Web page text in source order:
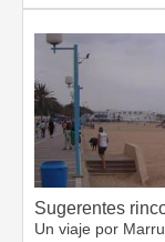
Sugerentes
Un viaje por